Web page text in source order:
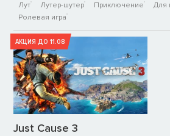
Лут Лутер-шутер Приключение
Для
Ролевая игра
АКЦИЯ ДО 11.08
Just Cause 3